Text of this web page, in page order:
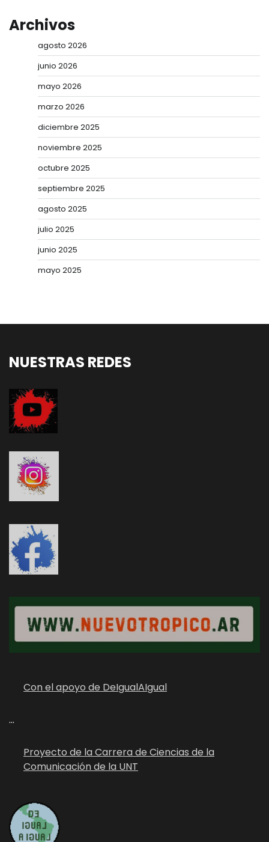
Archivos
agosto 2026
junio 2026
mayo 2026
marzo 2026
diciembre 2025
noviembre 2025
octubre 2025
septiembre 2025
agosto 2025
julio 2025
junio 2025
mayo 2025
NUESTRAS REDES
Con el apoyo de DeIgualAIgual
...
Proyecto de la Carrera de Ciencias de la
Comunicación de la UNT